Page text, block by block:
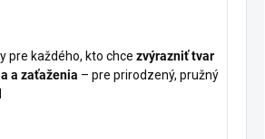
pre každého, kto chce zvýrazniť tvar
a zaťaženia – pre prirodzený, pružný